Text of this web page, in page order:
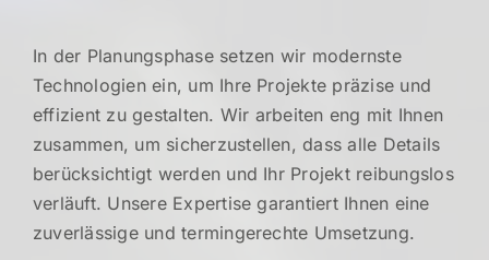
In der Planungsphase setzen wir modernste
Technologien ein, um Ihre Projekte präzise und
effizient zu gestalten. Wir arbeiten eng mit Ihnen
zusammen, um sicherzustellen, dass alle Details
berücksichtigt werden und Ihr Projekt reibungslos
verläuft. Unsere Expertise garantiert Ihnen eine
zuverlässige und termingerechte Umsetzung.